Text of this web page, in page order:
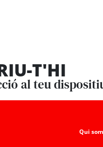
T'HI
al teu
Qui som